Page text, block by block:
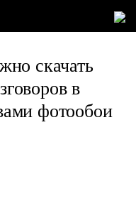
скачать
в
фотообои